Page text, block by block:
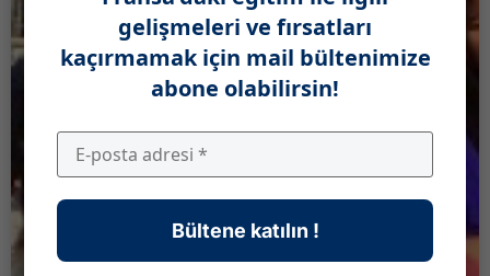
gelişmeleri ve fırsatları
kaçırmamak için mail bültenimize
abone olabilirsin!
Bültene katılın !